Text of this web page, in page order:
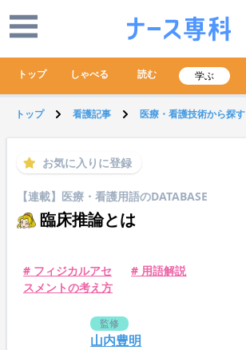
トップ しゃべる 読む 学ぶ
トップ 看護記事 医療・看護技術から探す
お気に入りに登録
【連載】医療・看護用語のDATABASE
臨床推論とは
# フィジカルアセ
スメントの考え方
# 用語解説
監修
山内豊明